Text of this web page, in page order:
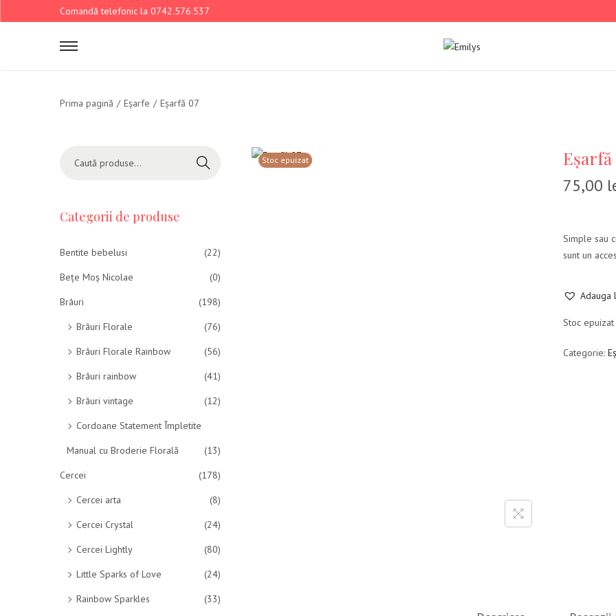
Comandă telefonic la 0742.576.537
Prima pagină / Eșarfe / Eșarfă 07
Stoc epuizat Eșarfă
75,00
Simple sau
sunt un
Adauga
Stoc epuizat
Categorie:
Caută
Categorii de produse
Bentite bebelusi
(22)
Bețe Moș Nicolae
(0)
Brâuri
(198)
Brâuri Florale
(76)
Brâuri Florale Rainbow
(56)
Brâuri rainbow
(41)
Brâuri vintage
(12)
Cordoane Statement Împletite
Manual cu Broderie Florală
(13)
Cercei
(178)
Cercei arta
(8)
Cercei Crystal
(24)
Cercei Lightly
(80)
Little Sparks of Love
(24)
Rainbow Sparkles
(33)